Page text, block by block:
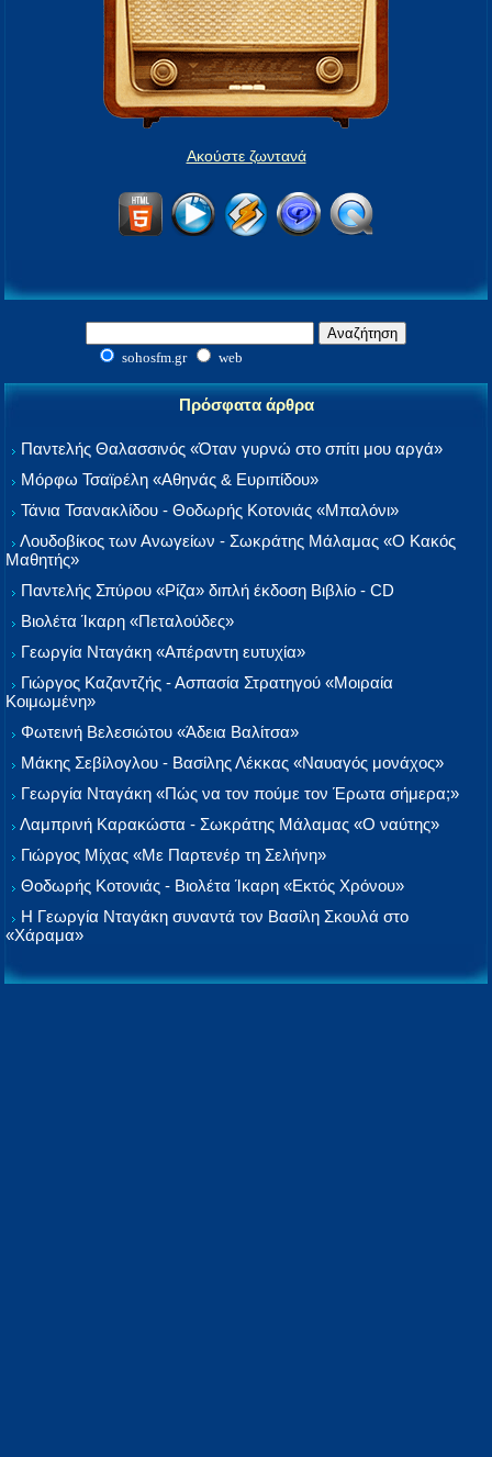
Ακούστε ζωντανά
sohosfm.gr web
Πρόσφατα άρθρα
Παντελής Θαλασσινός «Όταν γυρνώ στο σπίτι μου αργά»
Μόρφω Τσαϊρέλη «Αθηνάς & Ευριπίδου»
Τάνια Τσανακλίδου - Θοδωρής Κοτονιάς «Μπαλόνι»
Λουδοβίκος των Ανωγείων - Σωκράτης Μάλαμας «Ο Κακός
Μαθητής»
Παντελής Σπύρου «Ρίζα» διπλή έκδοση Βιβλίο - CD
Βιολέτα Ίκαρη «Πεταλούδες»
Γεωργία Νταγάκη «Aπέραντη ευτυχία»
Γιώργος Καζαντζής - Ασπασία Στρατηγού «Μοιραία
Κοιμωμένη»
Φωτεινή Βελεσιώτου «Άδεια Βαλίτσα»
Μάκης Σεβίλογλου - Βασίλης Λέκκας «Ναυαγός μονάχος»
Γεωργία Νταγάκη «Πώς να τον πούμε τον Έρωτα σήμερα;»
Λαμπρινή Καρακώστα - Σωκράτης Μάλαμας «Ο ναύτης»
Γιώργος Μίχας «Με Παρτενέρ τη Σελήνη»
Θοδωρής Κοτονιάς - Βιολέτα Ίκαρη «Εκτός Χρόνου»
Η Γεωργία Νταγάκη συναντά τον Βασίλη Σκουλά στο
«Χάραμα»